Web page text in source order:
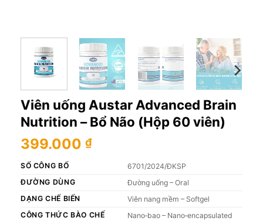
Viên uống Austar Advanced Brain
Nutrition – Bổ Não (Hộp 60 viên)
399.000 ₫
SỐ CÔNG BỐ
6701/2024/ĐKSP
ĐƯỜNG DÙNG
Đường uống – Oral
DẠNG CHẾ BIẾN
Viên nang mềm – Softgel
CÔNG THỨC BÀO CHẾ
Nano‑bao – Nano‑encapsulated